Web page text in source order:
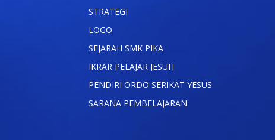
STRATEGI
LOGO
SEJARAH SMK PIKA
IKRAR PELAJAR JESUIT
PENDIRI ORDO SERIKAT YESUS
SARANA PEMBELAJARAN